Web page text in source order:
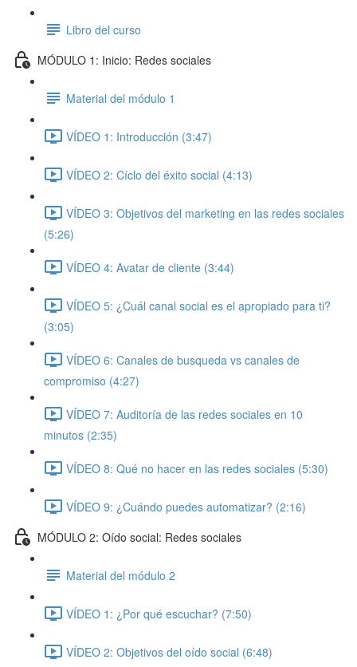
Libro del curso
MÓDULO 1: Inicio: Redes sociales
Material del módulo 1
VÍDEO 1: Introducción (3:47)
VÍDEO 2: Cíclo del éxito social (4:13)
VÍDEO 3: Objetivos del marketing en las redes sociales
(5:26)
VÍDEO 4: Avatar de cliente (3:44)
VÍDEO 5: ¿Cuál canal social es el apropiado para ti?
(3:05)
VÍDEO 6: Canales de busqueda vs canales de
compromiso (4:27)
VÍDEO 7: Auditoría de las redes sociales en 10
minutos (2:35)
VÍDEO 8: Qué no hacer en las redes sociales (5:30)
VÍDEO 9: ¿Cuándo puedes automatizar? (2:16)
MÓDULO 2: Oído social: Redes sociales
Material del módulo 2
VÍDEO 1: ¿Por qué escuchar? (7:50)
VÍDEO 2: Objetivos del oído social (6:48)